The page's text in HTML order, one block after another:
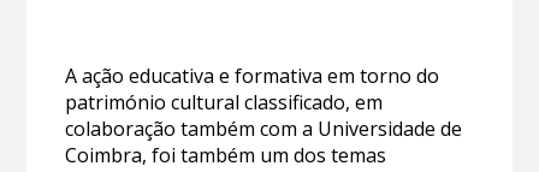
A ação educativa e formativa em torno do
património cultural classificado, em
colaboração também com a Universidade de
Coimbra, foi também um dos temas